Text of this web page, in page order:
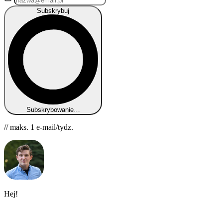
Subskrybuj
Subskrybowanie…
// maks. 1 e-mail/tydz.
Hej!